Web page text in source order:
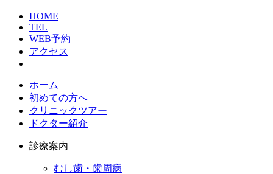
HOME
TEL
WEB予約
アクセス
ホーム
初めての方へ
クリニックツアー
ドクター紹介
診療案内
むし歯・歯周病